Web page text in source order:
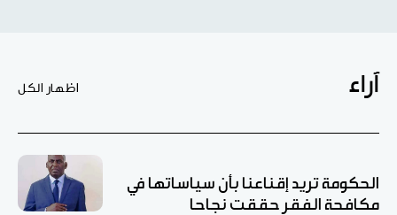
آراء اظهار الكل
الحكومة تريد إقناعنا بأن سياساتها في
مكافحة الفقر حققت نجاحا